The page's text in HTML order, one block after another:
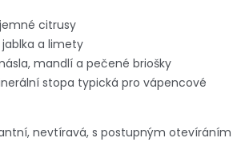
citrusy
a limety
mandlí a pečené briošky
stopa typická pro vápencové
nevtíravá, s postupným otevíráním